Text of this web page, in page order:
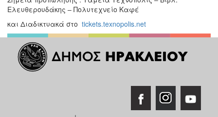
Ελευθερουδάκης – Πολυτεχνείο Καφέ
και Διαδικτυακά στο tickets.texnopolis.net